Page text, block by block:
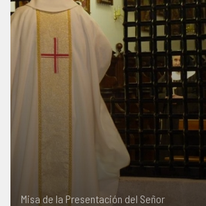
Misa de la Presentación del Señor